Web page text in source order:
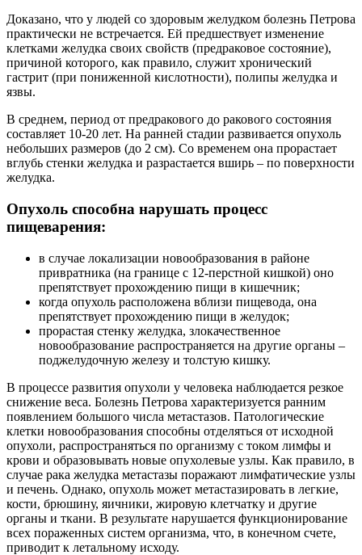
Доказано, что у людей со здоровым желудком болезнь Петрова
практически не встречается. Ей предшествует изменение
клетками желудка своих свойств (предраковое состояние),
причиной которого, как правило, служит хронический
гастрит (при пониженной кислотности), полипы желудка и
язвы.
В среднем, период от предракового до ракового состояния
составляет 10-20 лет. На ранней стадии развивается опухоль
небольших размеров (до 2 см). Со временем она прорастает
вглубь стенки желудка и разрастается вширь – по поверхности
желудка.
Опухоль способна нарушать процесс
пищеварения:
в случае локализации новообразования в районе
привратника (на границе с 12-перстной кишкой) оно
препятствует прохождению пищи в кишечник;
когда опухоль расположена вблизи пищевода, она
препятствует прохождению пищи в желудок;
прорастая стенку желудка, злокачественное
новообразование распространяется на другие органы –
поджелудочную железу и толстую кишку.
В процессе развития опухоли у человека наблюдается резкое
снижение веса. Болезнь Петрова характеризуется ранним
появлением большого числа метастазов. Патологические
клетки новообразования способны отделяться от исходной
опухоли, распространяться по организму с током лимфы и
крови и образовывать новые опухолевые узлы. Как правило, в
случае рака желудка метастазы поражают лимфатические узлы
и печень. Однако, опухоль может метастазировать в легкие,
кости, брюшину, яичники, жировую клетчатку и другие
органы и ткани. В результате нарушается функционирование
всех пораженных систем организма, что, в конечном счете,
приводит к летальному исходу.